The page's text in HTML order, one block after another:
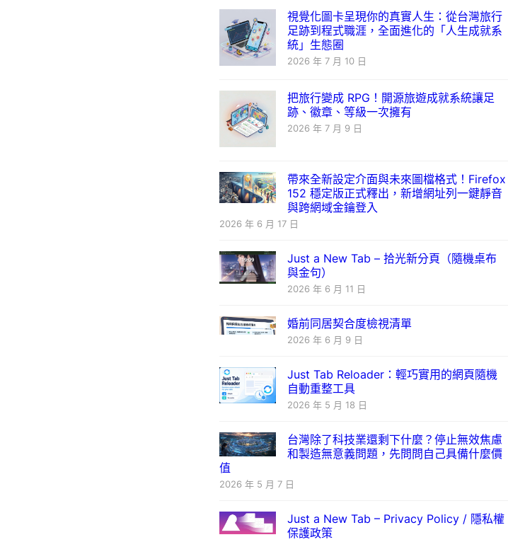
視覺化圖卡呈現你的真實人生：從台灣旅行
足跡到程式職涯，全面進化的「人生成就系
統」生態圈
2026 年 7 月 10 日
把旅行變成 RPG！開源旅遊成就系統讓足
跡、徽章、等級一次擁有
2026 年 7 月 9 日
帶來全新設定介面與未來圖檔格式！Firefox
152 穩定版正式釋出，新增網址列一鍵靜音
與跨網域金鑰登入
2026 年 6 月 17 日
Just a New Tab – 拾光新分頁（隨機桌布
與金句）
2026 年 6 月 11 日
婚前同居契合度檢視清單
2026 年 6 月 9 日
Just Tab Reloader：輕巧實用的網頁隨機
自動重整工具
2026 年 5 月 18 日
台灣除了科技業還剩下什麼？停止無效焦慮
和製造無意義問題，先問問自己具備什麼價
值
2026 年 5 月 7 日
Just a New Tab – Privacy Policy / 隱私權
保護政策